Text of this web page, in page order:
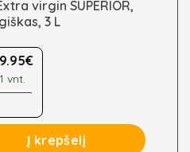
virgin SUPERIOR,
3 L
€
1 vnt.
aliejus Extra virgin
Į krepšelį